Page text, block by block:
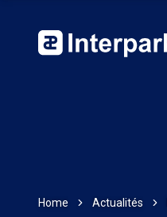
Home Actualités